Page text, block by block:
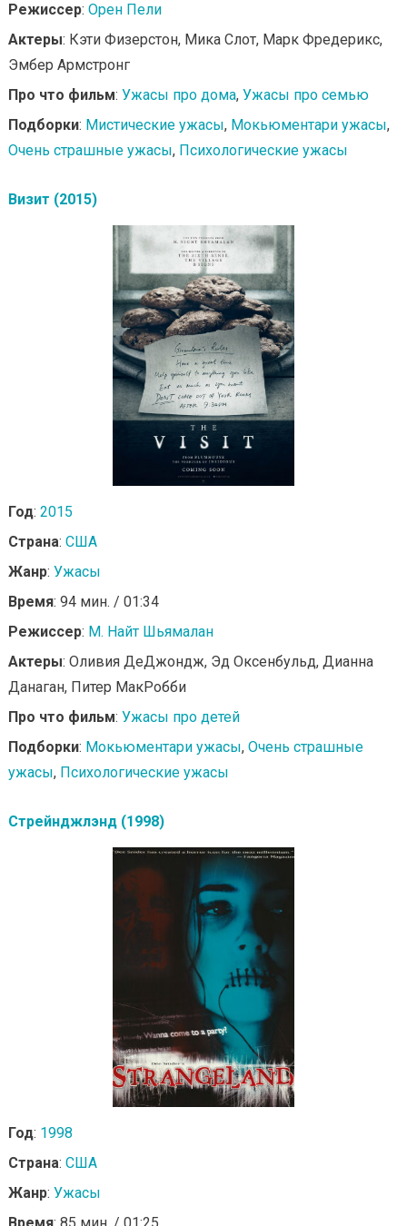
Режиссер: Орен Пели
Актеры: Кэти Физерстон, Мика Слот, Марк Фредерикс,
Эмбер Армстронг
Про что фильм: Ужасы про дома, Ужасы про семью
Подборки: Мистические ужасы, Мокьюментари ужасы,
Очень страшные ужасы, Психологические ужасы
Визит (2015)
Год: 2015
Страна: США
Жанр: Ужасы
Время: 94 мин. / 01:34
Режиссер: М. Найт Шьямалан
Актеры: Оливия ДеДжондж, Эд Оксенбульд, Дианна
Данаган, Питер МакРобби
Про что фильм: Ужасы про детей
Подборки: Мокьюментари ужасы, Очень страшные
ужасы, Психологические ужасы
Стрейнджлэнд (1998)
Год: 1998
Страна: США
Жанр: Ужасы